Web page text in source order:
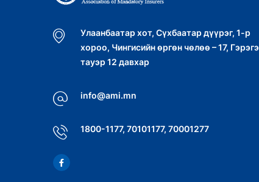
Улаанбаатар хот, Сүхбаатар дүүрэг, 1-р
хороо, Чингисийн өргөн чөлөө – 17, Гэрэгэ
тауэр 12 давхар
info@ami.mn
1800-1177, 70101177, 70001277